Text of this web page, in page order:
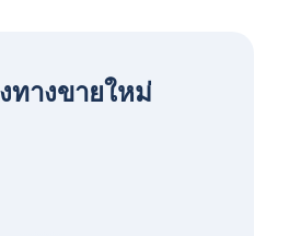
ทางขายใหม่